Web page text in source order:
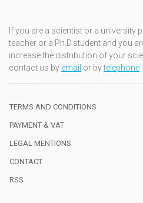
If you are a scientist or a university
teacher or a Ph.D.student and you
increase the distribution of your
contact us by email or bytelephone
TERMS AND CONDITIONS
PAYMENT & VAT
LEGAL MENTIONS
CONTACT
RSS